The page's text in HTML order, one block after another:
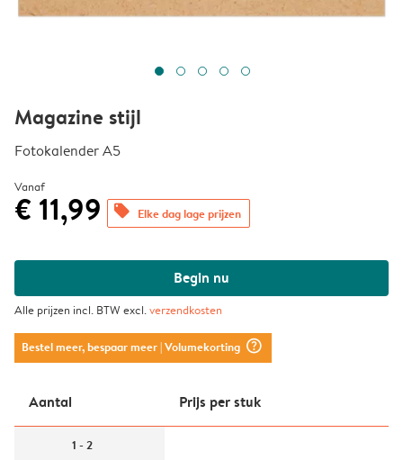
Magazine stijl
Fotokalender A5
Vanaf
€ 11,99 offers Elke dag lage prijzen
Begin nu
Alle prijzen incl. BTW excl.verzendkosten
Bestel meer, bespaar meer| Volumekorting question_mark_circle
Aantal Prijs per stuk
1 - 2